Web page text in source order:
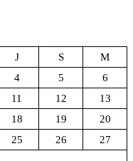
J S
M
4 5
6
11 12
13
18 19
20
25 26
27